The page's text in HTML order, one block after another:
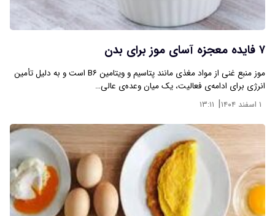
۷ فایده معجزه آسای موز برای بدن
موز منبع غنی از مواد مغذی مانند پتاسیم و ویتامین B۶ است و به دلیل تأمین
انرژی برای ادامه‌ی فعالیت، یک میان وعده‌ی عالی…
۱ اسفند ۱۴۰۴ | ۱۳:۱۱